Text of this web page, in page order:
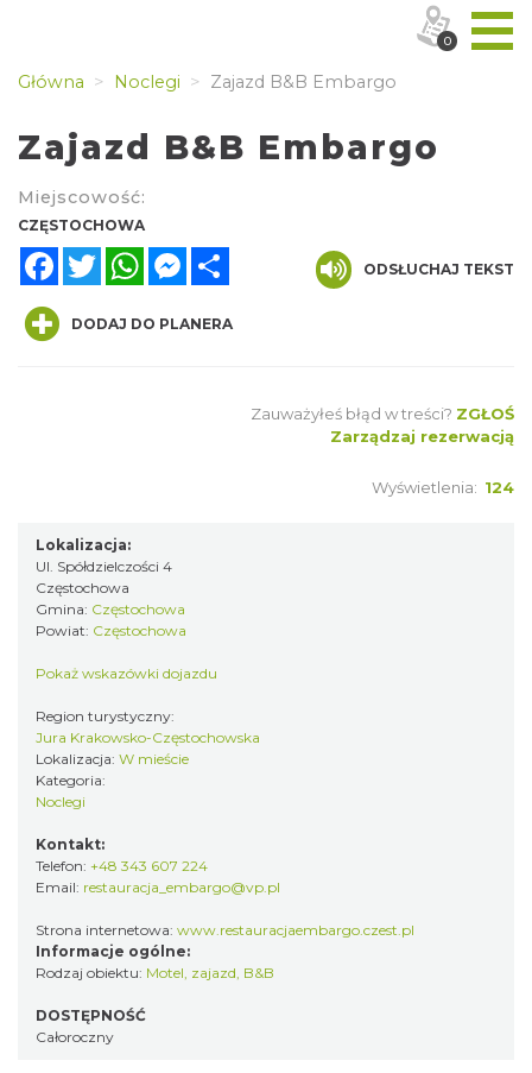
Główna Noclegi Zajazd B&B Embargo
Zajazd B&B Embargo
Miejscowość:
CZĘSTOCHOWA
FacebookTwitterWhatsAppMessenger
ODSŁUCHAJ TEKST
DODAJ DO PLANERA
Zauważyłeś błąd w treści? ZGŁOŚ
Zarządzaj rezerwacją
Wyświetlenia: 124
Lokalizacja:
Ul. Spółdzielczości 4
Częstochowa
Gmina: Częstochowa
Powiat: Częstochowa
Pokaż wskazówki dojazdu
Region turystyczny:
Jura Krakowsko-Częstochowska
Lokalizacja: W mieście
Kategoria:
Noclegi
Kontakt:
Telefon: +48 343 607 224
Email: restauracja_embargo@vp.pl
Strona internetowa: www.restauracjaembargo.czest.pl
Informacje ogólne:
Rodzaj obiektu: Motel, zajazd, B&B
DOSTĘPNOŚĆ
Całoroczny
0